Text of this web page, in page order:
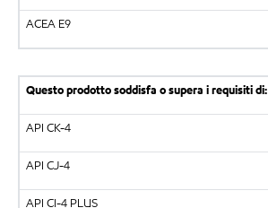
ACEA E9
Questo prodotto soddisfa o supera i requisiti di:
API CK-4
API CJ-4
API CI-4 PLUS